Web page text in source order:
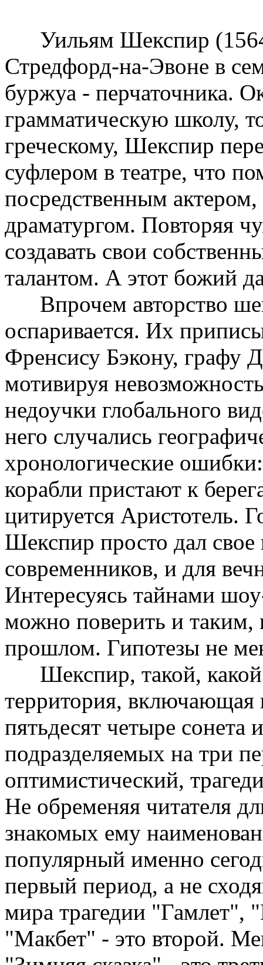
Уильям Шекспир
Стредфорд-на-Эвоне в
буржуа - перчаточника.
грамматическую школу,
греческому, Шекспир
суфлером в театре, что
посредственным
драматургом. Повторяя
создавать свои
талантом. А этот божий
Впрочем авторство
оспаривается. Их
Френсису Бэкону, графу
мотивируя
недоучки глобального
него случались
хронологические
корабли пристают к
цитируется Аристотель.
Шекспир просто дал
современников, и для
Интересуясь тайнами
можно поверить и
прошлом. Гипотезы не
Шекспир, такой, какой
территория, включающая
пятьдесят четыре сонета
подразделяемых на три
оптимистический,
Не обременяя читателя
знакомых ему
популярный именно
первый период, а не
мира трагедии
"Макбет" - это второй.